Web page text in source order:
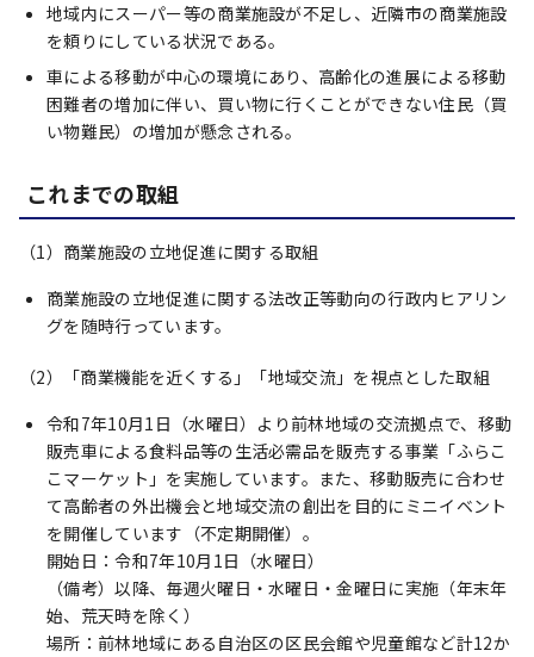
地域内にスーパー等の商業施設が不足し、近隣市の商業施設
を頼りにしている状況である。
車による移動が中心の環境にあり、高齢化の進展による移動
困難者の増加に伴い、買い物に行くことができない住民（買
い物難民）の増加が懸念される。
これまでの取組
（1）商業施設の立地促進に関する取組
商業施設の立地促進に関する法改正等動向の行政内ヒアリン
グを随時行っています。
（2）「商業機能を近くする」「地域交流」を視点とした取組
令和7年10月1日（水曜日）より前林地域の交流拠点で、移動
販売車による食料品等の生活必需品を販売する事業「ふらこ
こマーケット」を実施しています。また、移動販売に合わせ
て高齢者の外出機会と地域交流の創出を目的にミニイベント
を開催しています（不定期開催）。
開始日：令和7年10月1日（水曜日）
（備考）以降、毎週火曜日・水曜日・金曜日に実施（年末年
始、荒天時を除く）
場所：前林地域にある自治区の区民会館や児童館など計12か